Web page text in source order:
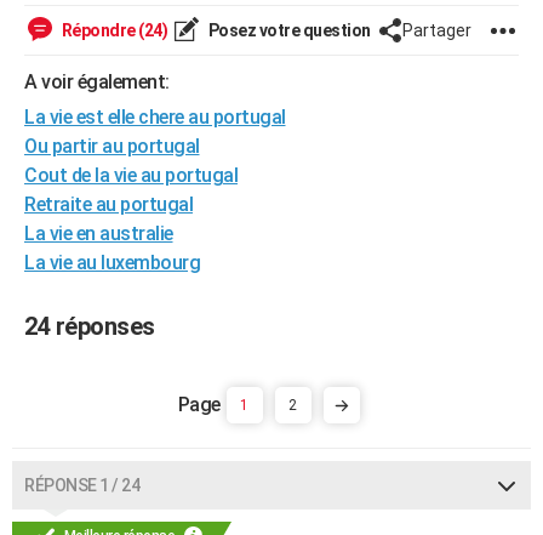
Guides de France
Escapades
Patrimoine
Expositions
Musées
Week-end nature
LIFESTYLE
Art de vivre
Bien-être
Loisirs
Mode
Modes de vie
SANTE
VOYAGE
Destinations
City break
Voyage nature
Voyage de noces
Forum
Climat
+PHOTO
GUIDES D'ACHAT
CARTE DE VOEUX
COPAINS D'AVANT
S'inscrire
Se connecter
Lycées
Collèges
Primaires
Universités
Entreprises
Service militaire
Avis de recherche
Répondre (24) Posez votre question Partager
A voir également:
La vie est elle chere au portugal
Ou partir au portugal
Cout de la vie au portugal
Retraite au portugal
La vie en australie
La vie au luxembourg
24 réponses
1 2
RÉPONSE 1 / 24